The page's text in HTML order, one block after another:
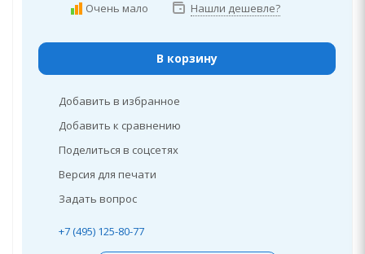
Очень мало Нашли дешевле?
В корзину
Добавить в избранное
Добавить к сравнению
Поделиться в соцсетях
Версия для печати
Задать вопрос
+7 (495) 125-80-77